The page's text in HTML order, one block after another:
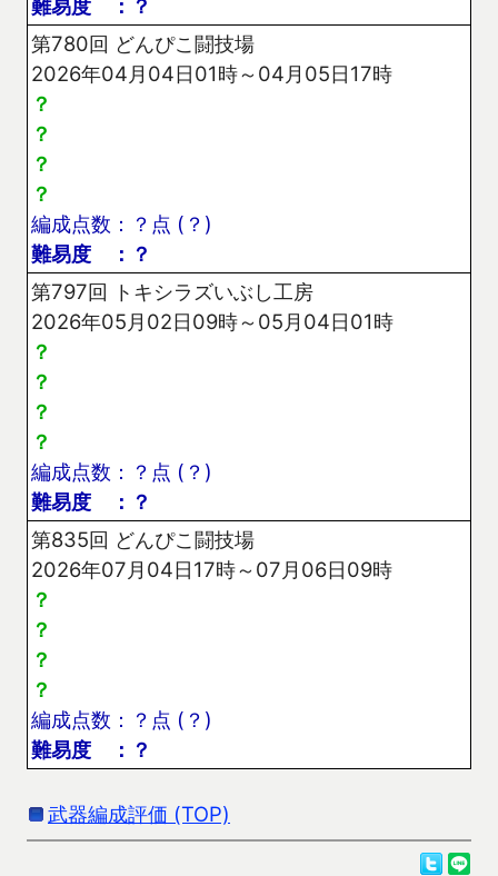
難易度 ：？
第780回 どんぴこ闘技場
2026年04月04日01時～04月05日17時
？
？
？
？
編成点数：？点 (？)
難易度 ：？
第797回 トキシラズいぶし工房
2026年05月02日09時～05月04日01時
？
？
？
？
編成点数：？点 (？)
難易度 ：？
第835回 どんぴこ闘技場
2026年07月04日17時～07月06日09時
？
？
？
？
編成点数：？点 (？)
難易度 ：？
武器編成評価 (TOP)